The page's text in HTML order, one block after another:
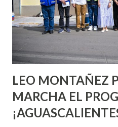
pienses que el sexo será
experimentarlo, pero como
experiencia te dirá, siempre
son suficientemen...
LEO MONTAÑEZ
MARCHA EL